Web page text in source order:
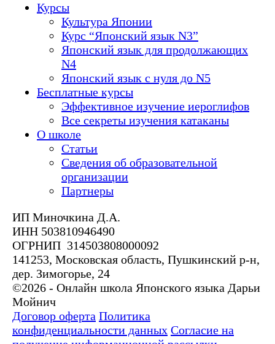
Курсы
Культура Японии
Курс “Японский язык N3”
Японский язык для продолжающих
N4
Японский язык с нуля до N5
Бесплатные курсы
Эффективное изучение иероглифов
Все секреты изучения катаканы
О школе
Статьи
Сведения об образовательной
организации
Партнеры
ИП Миночкина Д.А.
ИНН 503810946490
ОГРНИП 314503808000092
141253, Московская область, Пушкинский р-н,
дер. Зимогорье, 24
©2026 - Онлайн школа Японского языка Дарьи
Мойнич
Договор оферта Политика
конфиденциальности данных Согласие на